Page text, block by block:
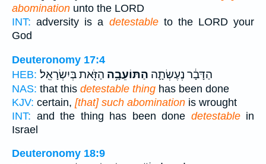
abomination unto the LORD
INT: adversity is a detestableto the LORD your
God
Deuteronomy 17:4
HEB:
הַדָּבָ֔ר נֶעֶשְׂתָ֛ה הַתּוֹעֵבָ֥ה הַזֹּ֖את בְּיִשְׂרָאֵֽל׃
NAS: that this detestable thing has been done
KJV: certain, [that] such abomination is wrought
INT: and the thing has been done detestablein
Israel
Deuteronomy 18:9